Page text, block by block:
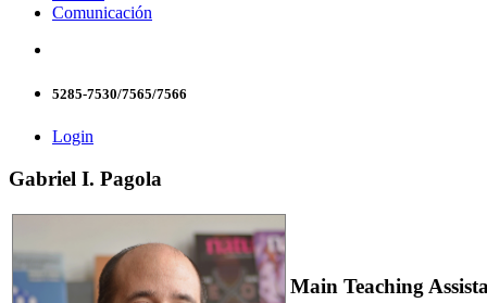
Comunicación
5285-7530/7565/7566
Login
Gabriel I. Pagola
Main Teaching